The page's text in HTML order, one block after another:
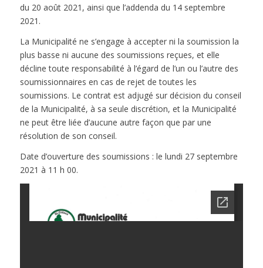
du 20 août 2021, ainsi que l’addenda du 14 septembre
2021.
La Municipalité ne s’engage à accepter ni la soumission la
plus basse ni aucune des soumissions reçues, et elle
décline toute responsabilité à l’égard de l’un ou l’autre des
soumissionnaires en cas de rejet de toutes les
soumissions. Le contrat est adjugé sur décision du conseil
de la Municipalité, à sa seule discrétion, et la Municipalité
ne peut être liée d’aucune autre façon que par une
résolution de son conseil.
Date d’ouverture des soumissions : le lundi 27 septembre
2021 à 11 h 00.